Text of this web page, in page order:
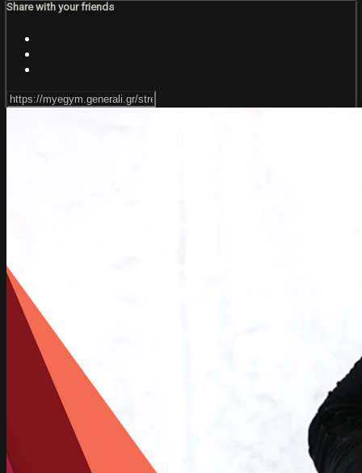
Share with your friends